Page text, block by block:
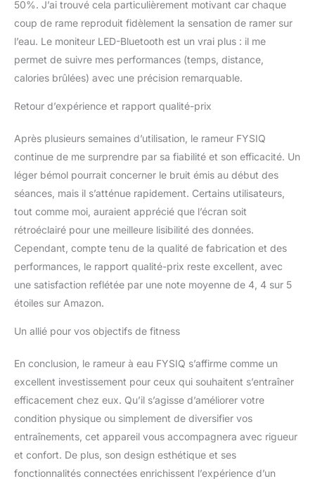
pour atteindre vos objectifs de fitness
Profitez d'une stabilité supérieure : design à
double rail pour un plaisir de rameur en
douceur ! Profitez d'une stabilité et d'une
douceur supérieures avec le design à double
rail. Le siège est équipé de deux jeux de
mouvement de glisse silencieux et silencieux
confort et permet une séance de rameur plus
agréable, sans distractions causées par le
bruit et les vacillements FYSIQ - Support :
votre satisfaction est notre objectif,
découvrez comment FYSIQ rend votre
entraînement à domicile plus efficace,
confortable et excitant. Profitez de 2 ans de
pièces de rechange gratuites et d'un service
client à vie ! Si vous avez des questions ou
des problèmes, notre équipe de service est
prête à répondre dans les 24 heures. Votre
satisfaction est notre priorité absolue
50%. J’ai trouvé cela particulièrement motivant car chaque
coup de rame reproduit fidèlement la sensation de ramer sur
l’eau. Le moniteur LED-Bluetooth est un vrai plus : il me
permet de suivre mes performances (temps, distance,
calories brûlées) avec une précision remarquable.
Retour d’expérience et rapport qualité-prix
Après plusieurs semaines d’utilisation, le rameur FYSIQ
continue de me surprendre par sa fiabilité et son efficacité. Un
léger bémol pourrait concerner le bruit émis au début des
séances, mais il s’atténue rapidement. Certains utilisateurs,
tout comme moi, auraient apprécié que l’écran soit
rétroéclairé pour une meilleure lisibilité des données.
Cependant, compte tenu de la qualité de fabrication et des
performances, le rapport qualité-prix reste excellent, avec
une satisfaction reflétée par une note moyenne de 4, 4 sur 5
étoiles sur Amazon.
Un allié pour vos objectifs de fitness
En conclusion, le rameur à eau FYSIQ s’affirme comme un
excellent investissement pour ceux qui souhaitent s’entraîner
efficacement chez eux. Qu’il s’agisse d’améliorer votre
condition physique ou simplement de diversifier vos
entraînements, cet appareil vous accompagnera avec rigueur
et confort. De plus, son design esthétique et ses
fonctionnalités connectées enrichissent l’expérience d’un